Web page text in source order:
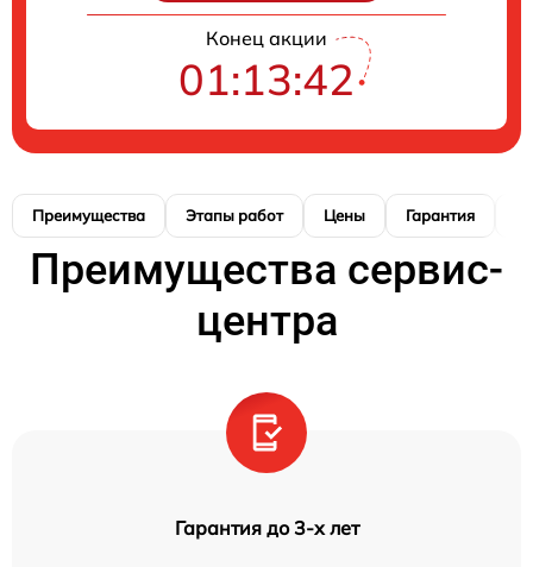
Конец акции
01:13:41
Преимущества Этапы работ Цены Гарантия
Преимущества сервис-
центра
Гарантия до 3-х лет